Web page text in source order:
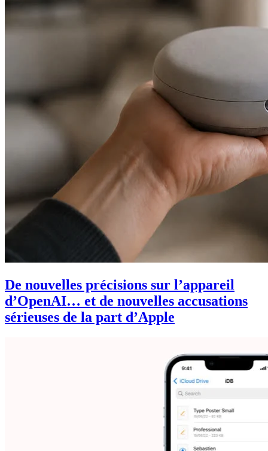
De nouvelles précisions sur l’appareil
d’OpenAI… et de nouvelles accusations
sérieuses de la part d’Apple